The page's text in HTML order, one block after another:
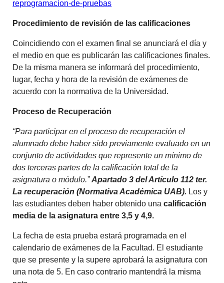
reprogramacion-de-pruebas
Procedimiento de revisión de las calificaciones
Coincidiendo con el examen final se anunciará el día y
el medio en que es publicarán las calificaciones finales.
De la misma manera se informará del procedimiento,
lugar, fecha y hora de la revisión de exámenes de
acuerdo con la normativa de la Universidad.
Proceso de Recuperación
“Para participar en el proceso de recuperación el
alumnado debe haber sido previamente evaluado en un
conjunto de actividades que represente un mínimo de
dos terceras partes de la calificación total de la
asignatura o módulo.” Apartado 3 del Artículo 112 ter.
La recuperación (Normativa Académica UAB). Los y
las estudiantes deben haber obtenido unacalificación
media de la asignatura entre 3,5 y 4,9.
La fecha de esta prueba estará programada en el
calendario de exámenes de la Facultad. El estudiante
que se presente y la supere aprobará la asignatura con
una nota de 5. En caso contrario mantendrá la misma